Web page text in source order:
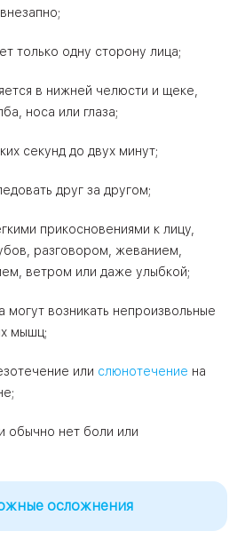
только одну сторону лица;
в нижней челюсти и щеке,
носа или глаза;
секунд до двух минут;
друг за другом;
прикосновениями к лицу,
разговором, жеванием,
ветром или даже улыбкой;
могут возникать непроизвольные
мышц;
или слюнотечение на
обычно нет боли или
осложнения